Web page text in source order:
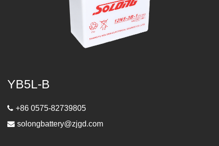
YB5L-B
+86 0575-82739805
solongbattery@zjgd.com